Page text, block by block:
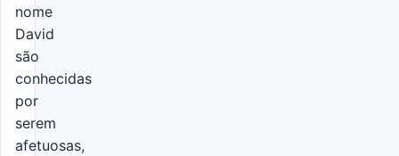
nome
David
são
conhecidas
por
serem
afetuosas,